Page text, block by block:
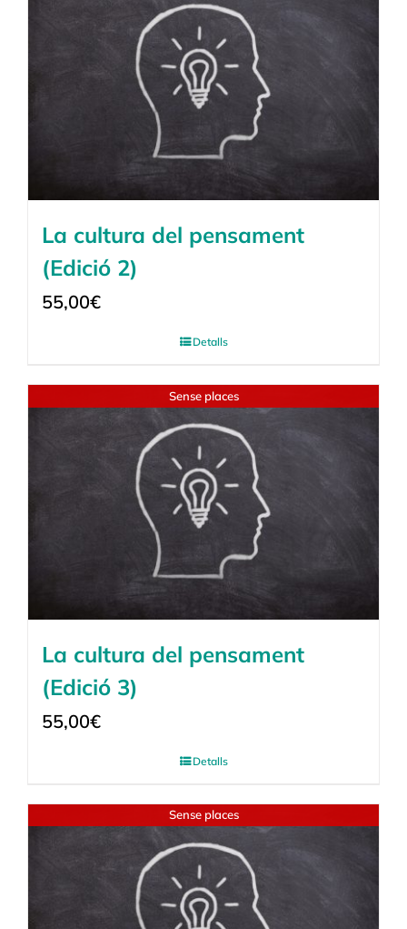
La cultura del pensament
(Edició 2)
55,00€
Detalls
Sense places
La cultura del pensament
(Edició 3)
55,00€
Detalls
Sense places